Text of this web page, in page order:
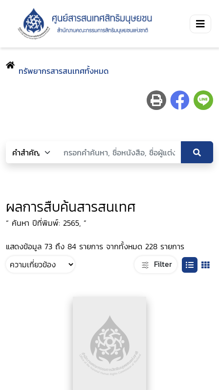
ทรัพยากรสารสนเทศทั้งหมด
ผลการสืบค้นสารสนเทศ
“ ค้นหา ปีที่พิมพ์: 2565, ”
แสดงข้อมูล 73 ถึง 84 รายการ จากทั้งหมด 228 รายการ
Filter